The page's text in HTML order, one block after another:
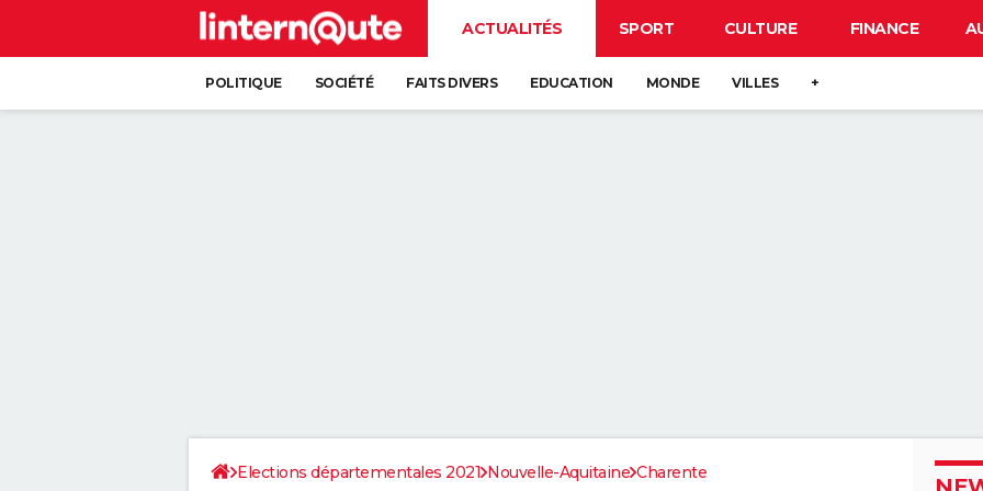
ACTUALITÉS SPORT CULTURE FINANCE
POLITIQUE SOCIÉTÉ FAITS DIVERS EDUCATION MONDE VILLES +
Elections départementales 2021 Nouvelle-Aquitaine Charente